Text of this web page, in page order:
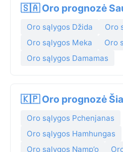
🇸🇦 Oro prognozė
Oro sąlygos Džida
Oro
Oro sąlygos Meka
Oro
Oro sąlygos Damamas
🇰🇵 Oro prognozė
Oro sąlygos Pchenjanas
Oro sąlygos Hamhungas
Oro sąlygos Namp’o